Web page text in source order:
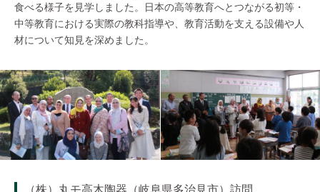
食べる様子を見学しました。日本の高等教育へとつながる初等・
中等教育における実際の教科指導や、教育活動を支える設備や人
材について知見を深めました。